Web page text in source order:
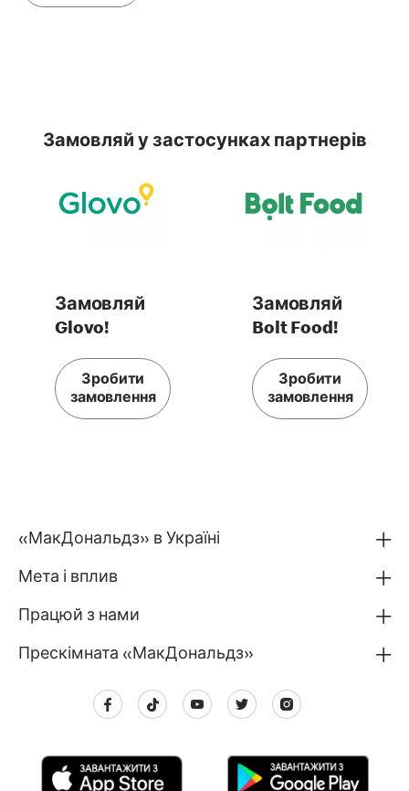
Замовляй у застосунках партнерів
Замовляй
Glovo!
Зробити
замовлення
Замовляй
Bolt Food!
Зробити
замовлення
«МакДональдз» в Україні
Мета і вплив
Працюй з нами
Прескімната «МакДональдз»